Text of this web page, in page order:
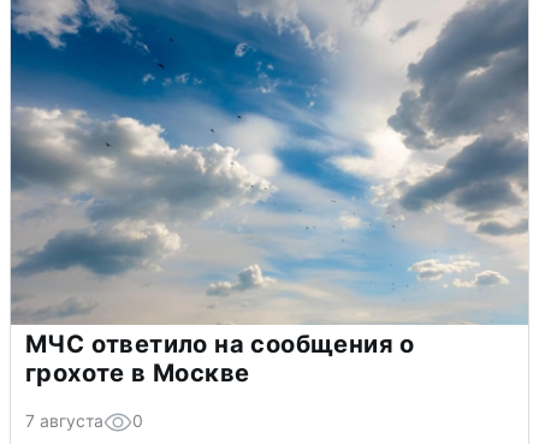
МЧС ответило на сообщения о
грохоте в Москве
7 августа 0